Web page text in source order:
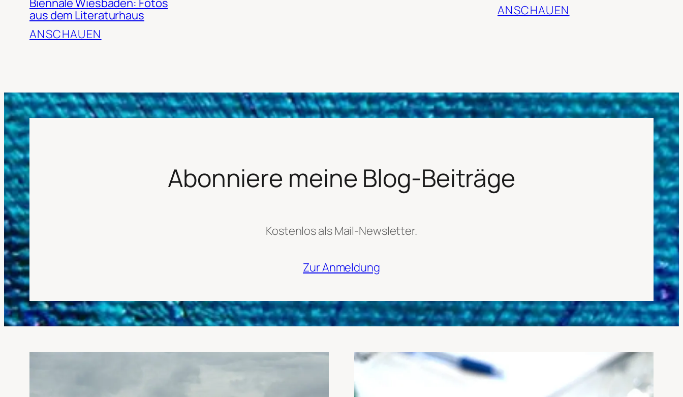
Biennale Wiesbaden: Fotos
aus dem Literaturhaus
ANSCHAUEN
ANSCHAUEN
Abonniere meine Blog-Beiträge
Kostenlos als Mail-Newsletter.
Zur Anmeldung